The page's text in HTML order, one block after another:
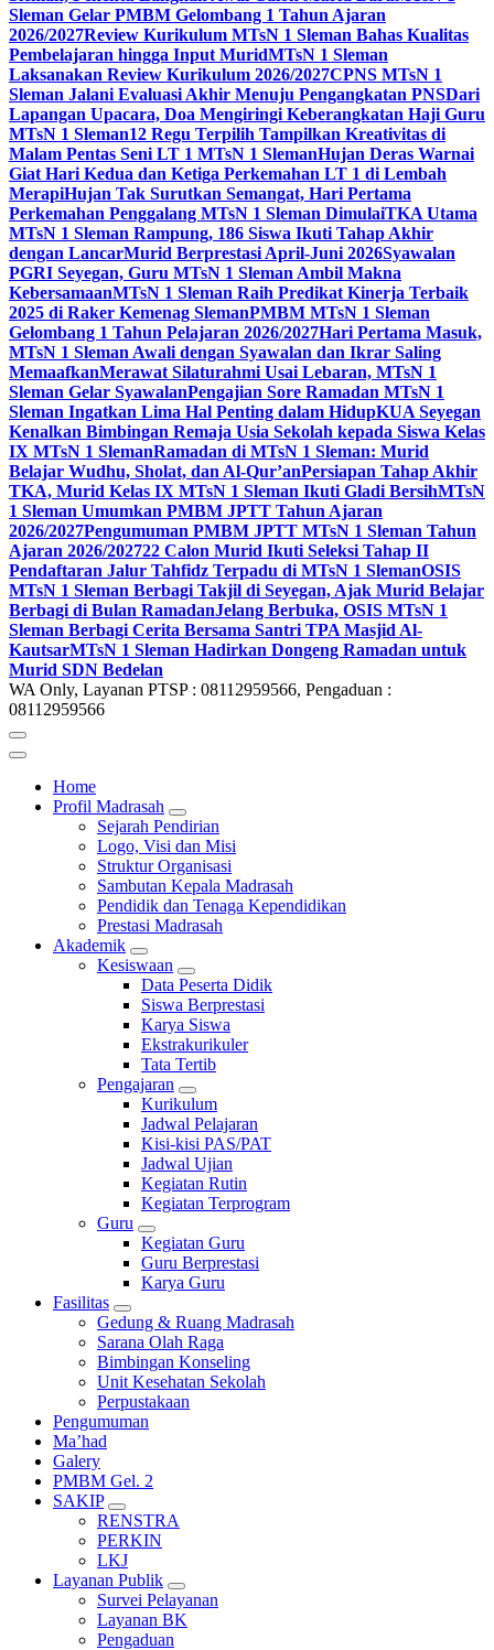
Sleman Gelar PMBM Gelombang 1 Tahun Ajaran
2026/2027Review Kurikulum MTsN 1 Sleman Bahas Kualitas
Pembelajaran hingga Input MuridMTsN 1 Sleman
Laksanakan Review Kurikulum 2026/2027CPNS MTsN 1
Sleman Jalani Evaluasi Akhir Menuju Pengangkatan PNSDari
Lapangan Upacara, Doa Mengiringi Keberangkatan Haji Guru
MTsN 1 Sleman12 Regu Terpilih Tampilkan Kreativitas di
Malam Pentas Seni LT 1 MTsN 1 SlemanHujan Deras Warnai
Giat Hari Kedua dan Ketiga Perkemahan LT 1 di Lembah
MerapiHujan Tak Surutkan Semangat, Hari Pertama
Perkemahan Penggalang MTsN 1 Sleman DimulaiTKA Utama
MTsN 1 Sleman Rampung, 186 Siswa Ikuti Tahap Akhir
dengan LancarMurid Berprestasi April-Juni 2026Syawalan
PGRI Seyegan, Guru MTsN 1 Sleman Ambil Makna
KebersamaanMTsN 1 Sleman Raih Predikat Kinerja Terbaik
2025 di Raker Kemenag SlemanPMBM MTsN 1 Sleman
Gelombang 1 Tahun Pelajaran 2026/2027Hari Pertama Masuk,
MTsN 1 Sleman Awali dengan Syawalan dan Ikrar Saling
MemaafkanMerawat Silaturahmi Usai Lebaran, MTsN 1
Sleman Gelar SyawalanPengajian Sore Ramadan MTsN 1
Sleman Ingatkan Lima Hal Penting dalam HidupKUA Seyegan
Kenalkan Bimbingan Remaja Usia Sekolah kepada Siswa Kelas
IX MTsN 1 SlemanRamadan di MTsN 1 Sleman: Murid
Belajar Wudhu, Sholat, dan Al-Qur’anPersiapan Tahap Akhir
TKA, Murid Kelas IX MTsN 1 Sleman Ikuti Gladi BersihMTsN
1 Sleman Umumkan PMBM JPTT Tahun Ajaran
2026/2027Pengumuman PMBM JPTT MTsN 1 Sleman Tahun
Ajaran 2026/202722 Calon Murid Ikuti Seleksi Tahap II
Pendaftaran Jalur Tahfidz Terpadu di MTsN 1 SlemanOSIS
MTsN 1 Sleman Berbagi Takjil di Seyegan, Ajak Murid Belajar
Berbagi di Bulan RamadanJelang Berbuka, OSIS MTsN 1
Sleman Berbagi Cerita Bersama Santri TPA Masjid Al-
KautsarMTsN 1 Sleman Hadirkan Dongeng Ramadan untuk
Murid SDN Bedelan
WA Only, Layanan PTSP : 08112959566, Pengaduan :
08112959566
Home
Profil Madrasah
Sejarah Pendirian
Logo, Visi dan Misi
Struktur Organisasi
Sambutan Kepala Madrasah
Pendidik dan Tenaga Kependidikan
Prestasi Madrasah
Akademik
Kesiswaan
Data Peserta Didik
Siswa Berprestasi
Karya Siswa
Ekstrakurikuler
Tata Tertib
Pengajaran
Kurikulum
Jadwal Pelajaran
Kisi-kisi PAS/PAT
Jadwal Ujian
Kegiatan Rutin
Kegiatan Terprogram
Guru
Kegiatan Guru
Guru Berprestasi
Karya Guru
Fasilitas
Gedung & Ruang Madrasah
Sarana Olah Raga
Bimbingan Konseling
Unit Kesehatan Sekolah
Perpustakaan
Pengumuman
Ma’had
Galery
PMBM Gel. 2
SAKIP
RENSTRA
PERKIN
LKJ
Layanan Publik
Survei Pelayanan
Layanan BK
Pengaduan